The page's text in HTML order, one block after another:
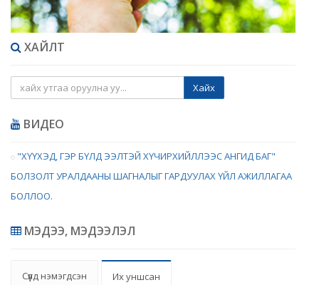
ХАЙЛТ
Хайх
ВИДЕО
"ХҮҮХЭД, ГЭР БҮЛД ЭЭЛТЭЙ ХҮЧИРХИЙЛЛЭЭС АНГИД БАГ"
БОЛЗОЛТ УРАЛДААНЫ ШАГНАЛЫГ ГАРДУУЛАХ ҮЙЛ АЖИЛЛАГАА
БОЛЛОО.
МЭДЭЭ, МЭДЭЭЛЭЛ
Сүүлд нэмэгдсэн Их уншсан